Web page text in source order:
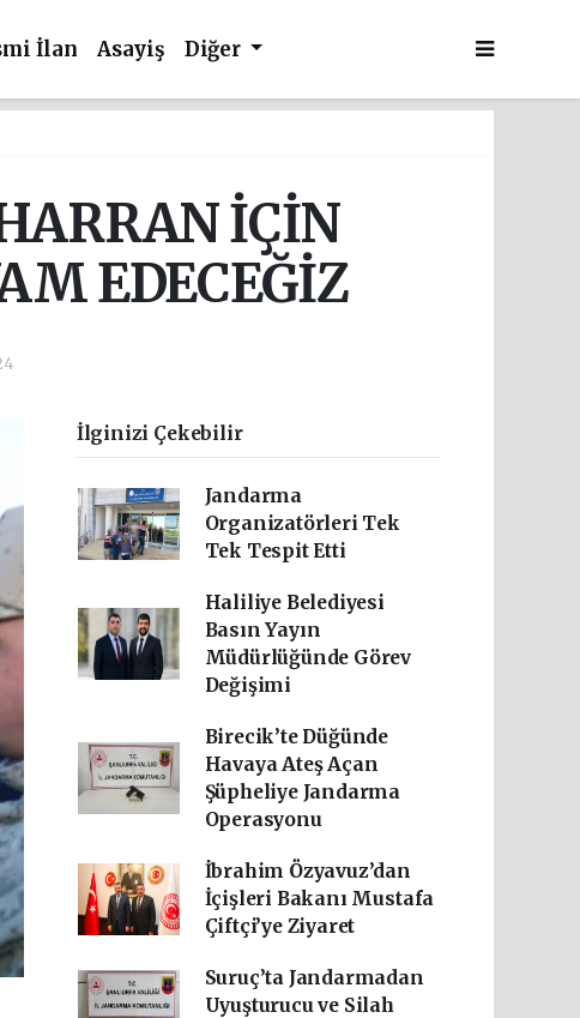
İlan Asayiş Diğer
İÇİN
EDECEĞİZ
İlginizi Çekebilir
Jandarma
Organizatörleri Tek
Tek Tespit Etti
Haliliye Belediyesi
Basın Yayın
Müdürlüğünde Görev
Değişimi
Birecik’te Düğünde
Havaya Ateş Açan
Şüpheliye Jandarma
Operasyonu
İbrahim Özyavuz’dan
İçişleri Bakanı Mustafa
Çiftçi’ye Ziyaret
Suruç’ta Jandarmadan
Uyuşturucu ve Silah